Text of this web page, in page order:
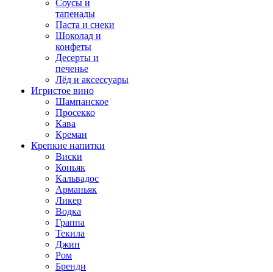
Соусы и
тапенады
Паста и снеки
Шоколад и
конфеты
Десерты и
печенье
Лёд и аксессуары
Игристое вино
Шампанское
Просекко
Кава
Креман
Крепкие напитки
Виски
Коньяк
Кальвадос
Арманьяк
Ликер
Водка
Граппа
Текила
Джин
Ром
Бренди